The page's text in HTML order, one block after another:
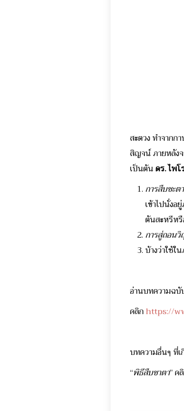
สะตวง ทำจาก
สิญจน์ ภายหลัง
เป็นต้นดร. ไพ
การสืบชะตา
เข้าไปนั่งอ
ต้นสะหรีห
การสู่ถอน
บ้างว่าใช้ใน
อ่านบทความฉบั
คลิกhttps://
บทความอื่นๆ ที่เ
“พิธีสืบชาตา” ค